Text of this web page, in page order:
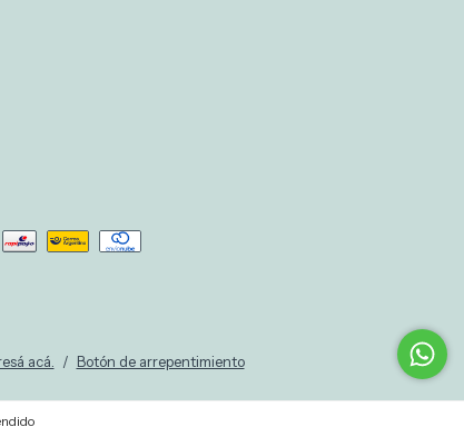
acá. / Botón de arrepentimiento